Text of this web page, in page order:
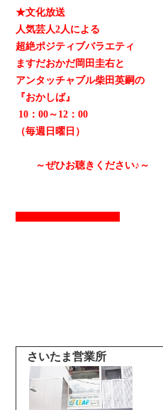
★文化放送
人気芸人2人による
超絶ポジティブバラエティ
ますだおかだ岡田圭右と
アンタッチャブル柴田英嗣の
『おかしば』
10：00～12：00
（毎週日曜日）
～ぜひお聴きください♪～
さいたま営業所